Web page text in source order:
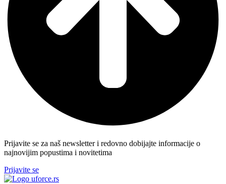
Prijavite se za naš newsletter i redovno dobijajte informacije o
najnovijim popustima i novitetima
Prijavite se